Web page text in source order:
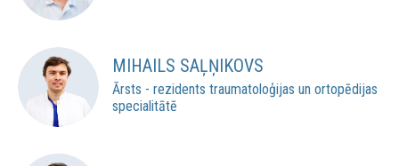
MIHAILS SAĻŅIKOVS
Ārsts - rezidents traumatoloģijas un ortopēdijas
specialitātē